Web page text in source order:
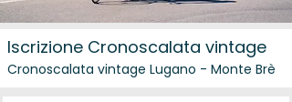
Iscrizione Cronoscalata vintage
Cronoscalata vintage Lugano - Monte Brè